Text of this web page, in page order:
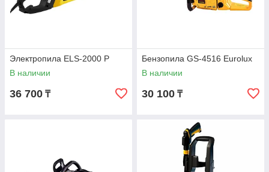
Электропила ELS-2000 Р
В наличии
36 700 ₸
Бензопила GS-4516 Eurolux
В наличии
30 100 ₸